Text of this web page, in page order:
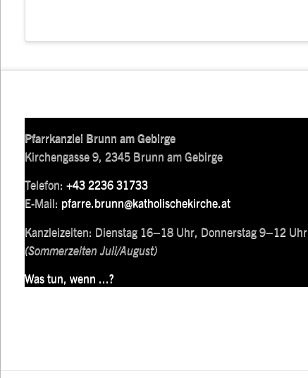
Pfarrkanzlei Brunn am Gebirge
Kirchengasse 9, 2345 Brunn am Gebirge
Telefon: +43 2236 31733
E-Mail: pfarre.brunn@katholischekirche.at
Kanzleizeiten: Dienstag 16–18 Uhr, Donnerstag 9–12 Uhr
(Sommerzeiten Juli/August)
Was tun, wenn ...?